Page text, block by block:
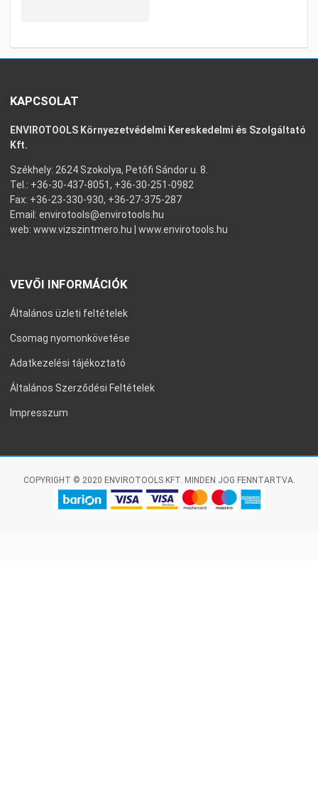
KAPCSOLAT
ENVIROTOOLS Környezetvédelmi Kereskedelmi és Szolgáltató
Kft.
Székhely: 2624 Szokolya, Petőfi Sándor u. 8.
Tel.: +36-30-437-8051, +36-30-251-0982
Fax: +36-23-330-930, +36-27-375-287
Email: envirotools@envirotools.hu
web: www.vizszintmero.hu www.envirotools.hu
VEVŐI INFORMÁCIÓK
Általános üzleti feltételek
Csomag nyomonkövetése
Adatkezelési tájékoztató
Általános Szerződési Feltételek
Impresszum
COPYRIGHT © 2020 ENVIROTOOLS KFT. MINDEN JOG FENNTARTVA.